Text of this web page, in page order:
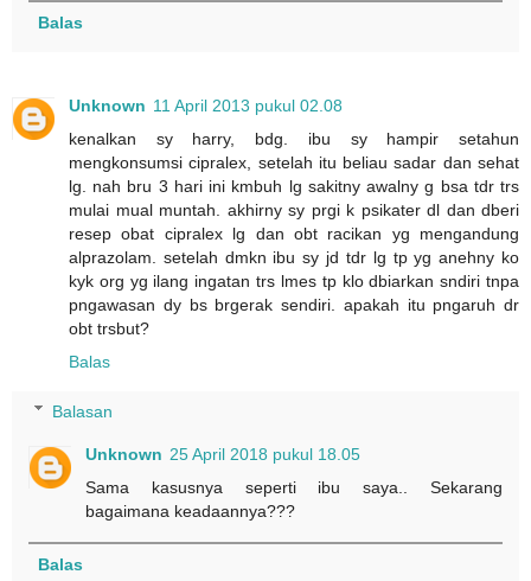
Balas
Unknown 11 April 2013 pukul 02.08
kenalkan sy harry, bdg. ibu sy hampir setahun
mengkonsumsi cipralex, setelah itu beliau sadar dan sehat
lg. nah bru 3 hari ini kmbuh lg sakitny awalny g bsa tdr trs
mulai mual muntah. akhirny sy prgi k psikater dl dan dberi
resep obat cipralex lg dan obt racikan yg mengandung
alprazolam. setelah dmkn ibu sy jd tdr lg tp yg anehny ko
kyk org yg ilang ingatan trs lmes tp klo dbiarkan sndiri tnpa
pngawasan dy bs brgerak sendiri. apakah itu pngaruh dr
obt trsbut?
Balas
Balasan
Unknown 25 April 2018 pukul 18.05
Sama kasusnya seperti ibu saya.. Sekarang
bagaimana keadaannya???
Balas